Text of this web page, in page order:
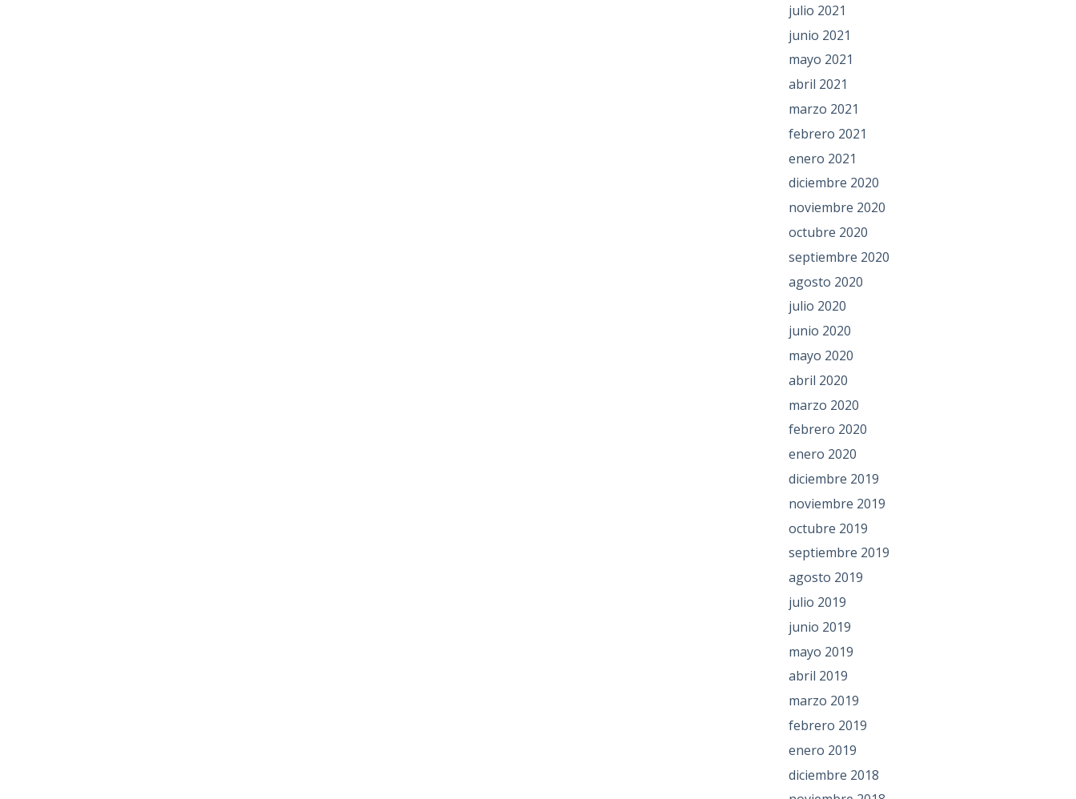
julio 2021
junio 2021
mayo 2021
abril 2021
marzo 2021
febrero 2021
enero 2021
diciembre 2020
noviembre 2020
octubre 2020
septiembre 2020
agosto 2020
julio 2020
junio 2020
mayo 2020
abril 2020
marzo 2020
febrero 2020
enero 2020
diciembre 2019
noviembre 2019
octubre 2019
septiembre 2019
agosto 2019
julio 2019
junio 2019
mayo 2019
abril 2019
marzo 2019
febrero 2019
enero 2019
diciembre 2018